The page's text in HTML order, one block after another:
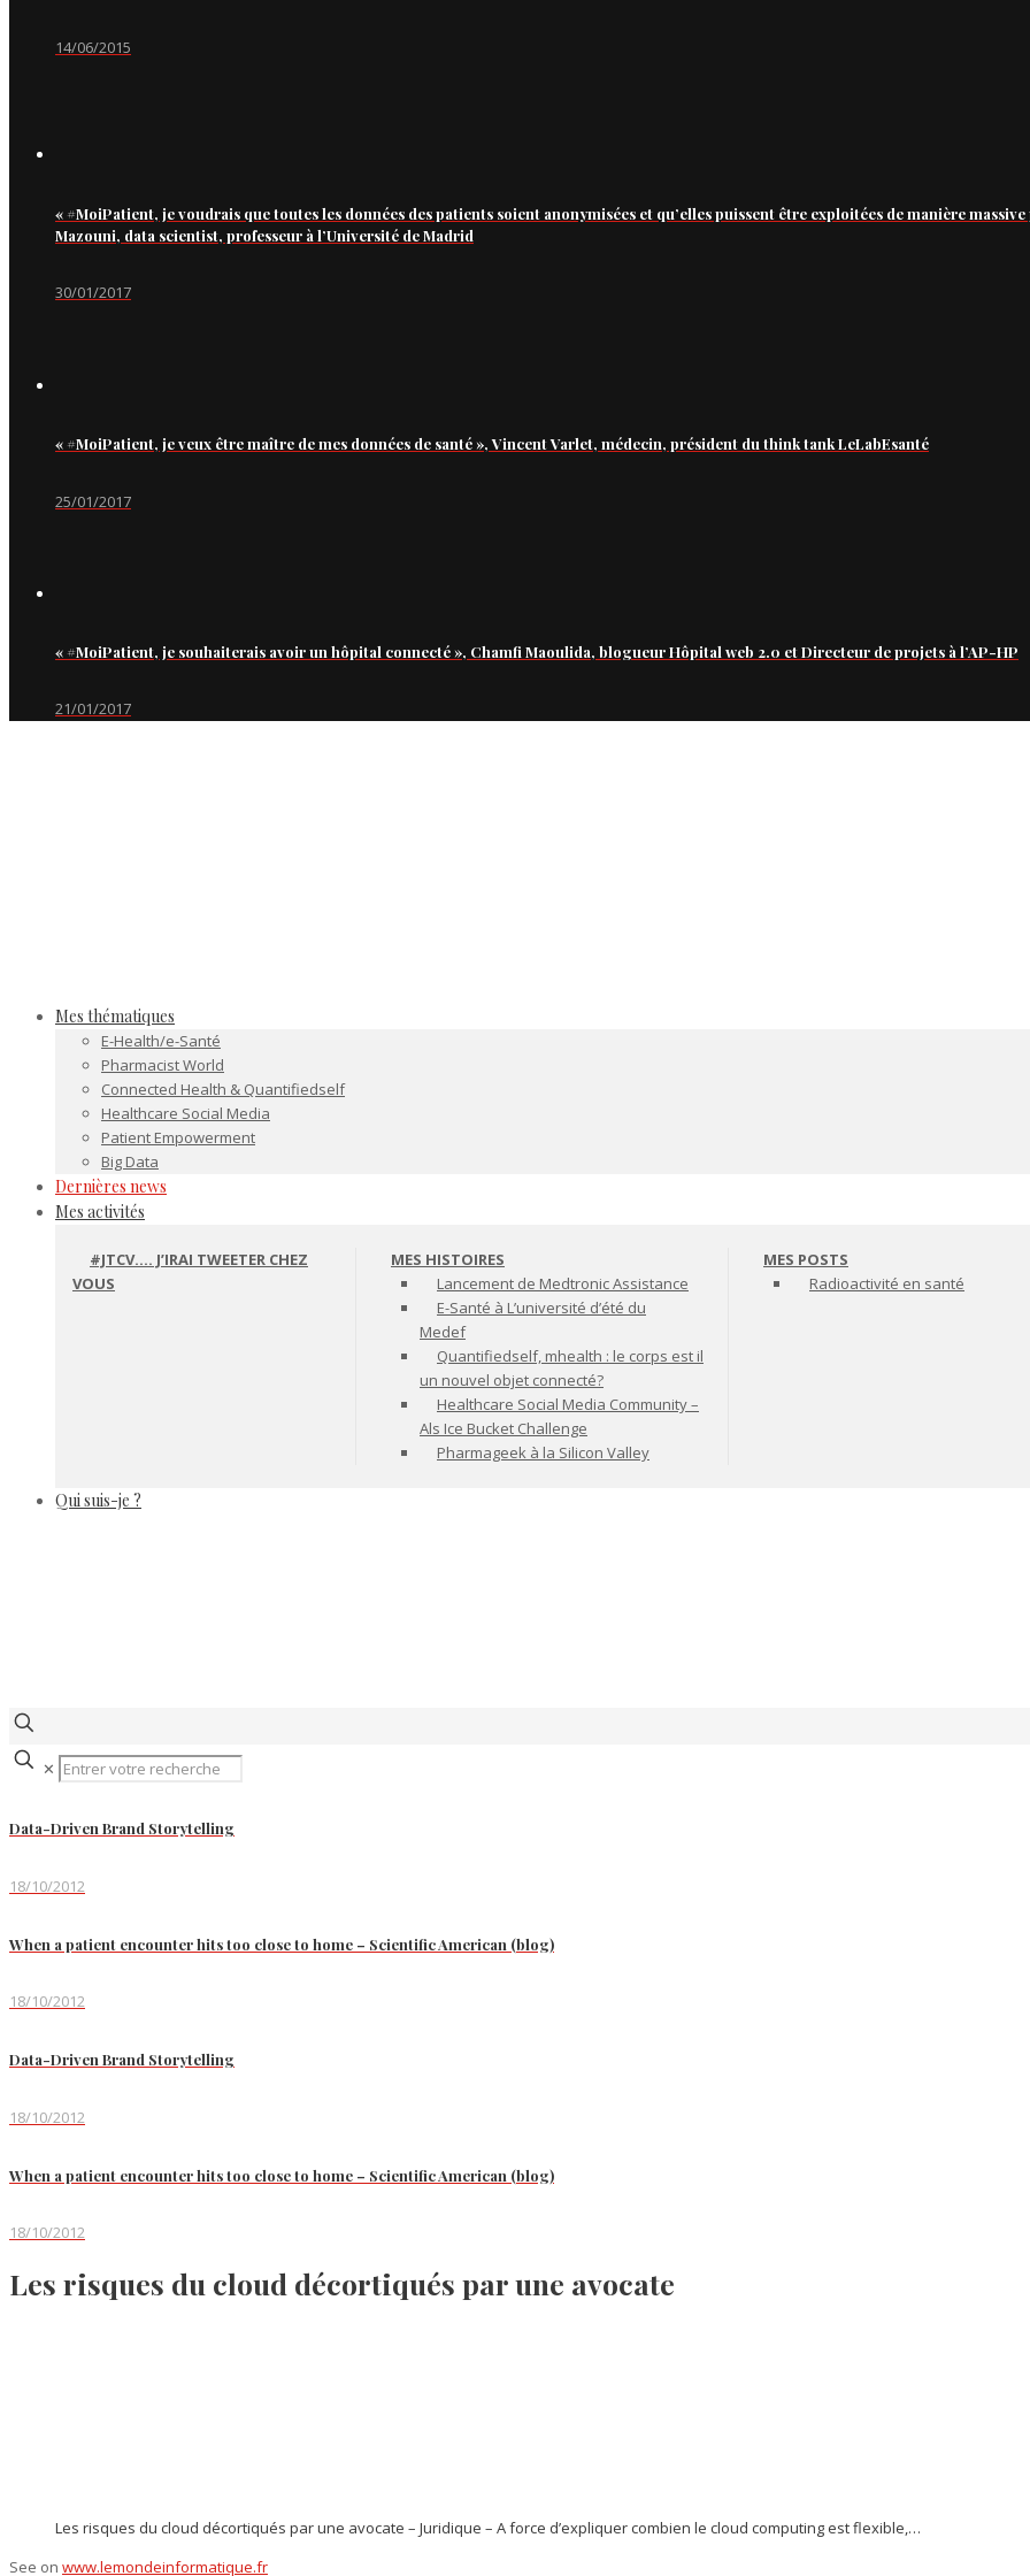
14/06/2015
« #MoiPatient, je voudrais que toutes les données des patients soient anonymisées et qu’elles puissent être exploitées de manière
Mazouni, data scientist, professeur à l’Université de Madrid
30/01/2017
« #MoiPatient, je veux être maître de mes données de santé », Vincent Varlet, médecin, président du think tank LeLabEsanté
25/01/2017
« #MoiPatient, je souhaiterais avoir un hôpital connecté », Chamfi Maoulida, blogueur Hôpital web 2.0 et Directeur de projets à l’AP-HP
21/01/2017
Mes thématiques
E-Health/e-Santé
Pharmacist World
Connected Health & Quantifiedself
Healthcare Social Media
Patient Empowerment
Big Data
Dernières news
Mes activités
#JTCV…. J’IRAI TWEETER CHEZ
VOUS
MES HISTOIRES
Lancement de Medtronic Assistance
E-Santé à L’université d’été du
Medef
Quantifiedself, mhealth : le corps est il
un nouvel objet connecté?
Healthcare Social Media Community –
Als Ice Bucket Challenge
Pharmageek à la Silicon Valley
MES POSTS
Radioactivité en santé
Qui suis-je ?
✕
Data-Driven Brand Storytelling
18/10/2012
When a patient encounter hits too close to home – Scientific American (blog)
18/10/2012
Data-Driven Brand Storytelling
18/10/2012
When a patient encounter hits too close to home – Scientific American (blog)
18/10/2012
Les risques du cloud décortiqués par une avocate
Les risques du cloud décortiqués par une avocate – Juridique – A force d’expliquer combien le cloud computing est flexible,…
See on www.lemondeinformatique.fr